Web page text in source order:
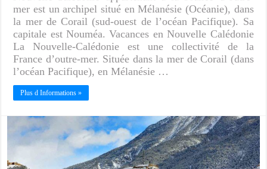
mer est un archipel situé en Mélanésie (Océanie), dans
la mer de Corail (sud-ouest de l’océan Pacifique). Sa
capitale est Nouméa. Vacances en Nouvelle Calédonie
La Nouvelle-Calédonie est une collectivité de la
France d’outre-mer. Située dans la mer de Corail (dans
l’océan Pacifique), en Mélanésie …
Plus d Informations »